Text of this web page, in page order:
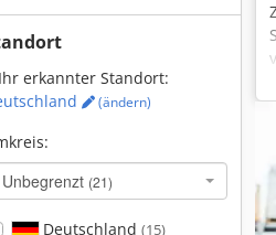
Ihr erkannter Standort:
(ändern)
Unbegrenzt (21)
Deutschland (15)